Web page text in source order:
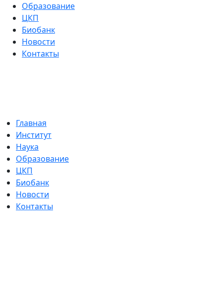
Образование
ЦКП
Биобанк
Новости
Контакты
Главная
Институт
Наука
Образование
ЦКП
Биобанк
Новости
Контакты